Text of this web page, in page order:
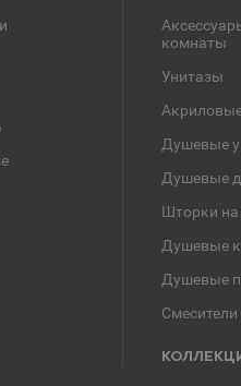
комнаты
Унитазы
Душевые
Душевые
Шторки на
Душевые
Душевые
Смесители